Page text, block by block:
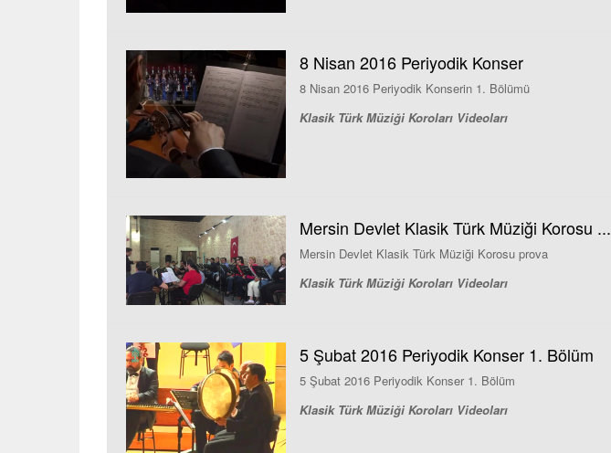
8 Nisan 2016 Periyodik Konser
8 Nisan 2016 Periyodik Konserin 1. Bölümü
Klasik Türk Müziği Koroları Videoları
Mersin Devlet Klasik Türk Müziği Korosu ...
Mersin Devlet Klasik Türk Müziği Korosu prova
Klasik Türk Müziği Koroları Videoları
5 Şubat 2016 Periyodik Konser 1. Bölüm
5 Şubat 2016 Periyodik Konser 1. Bölüm
Klasik Türk Müziği Koroları Videoları